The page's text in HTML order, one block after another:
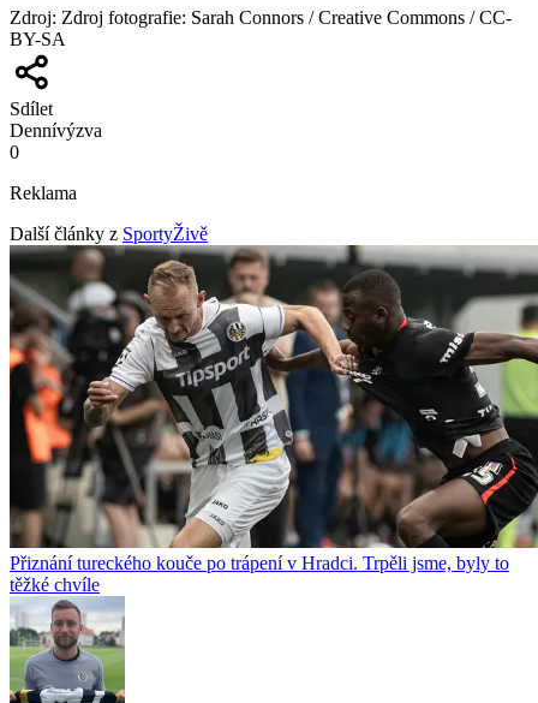
Zdroj: Zdroj fotografie: Sarah Connors / Creative Commons / CC-
BY-SA
Sdílet
Dennívýzva
0
Reklama
Další články z SportyŽivě
Přiznání tureckého kouče po trápení v Hradci. Trpěli jsme, byly to
těžké chvíle